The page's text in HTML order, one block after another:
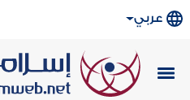
عربي